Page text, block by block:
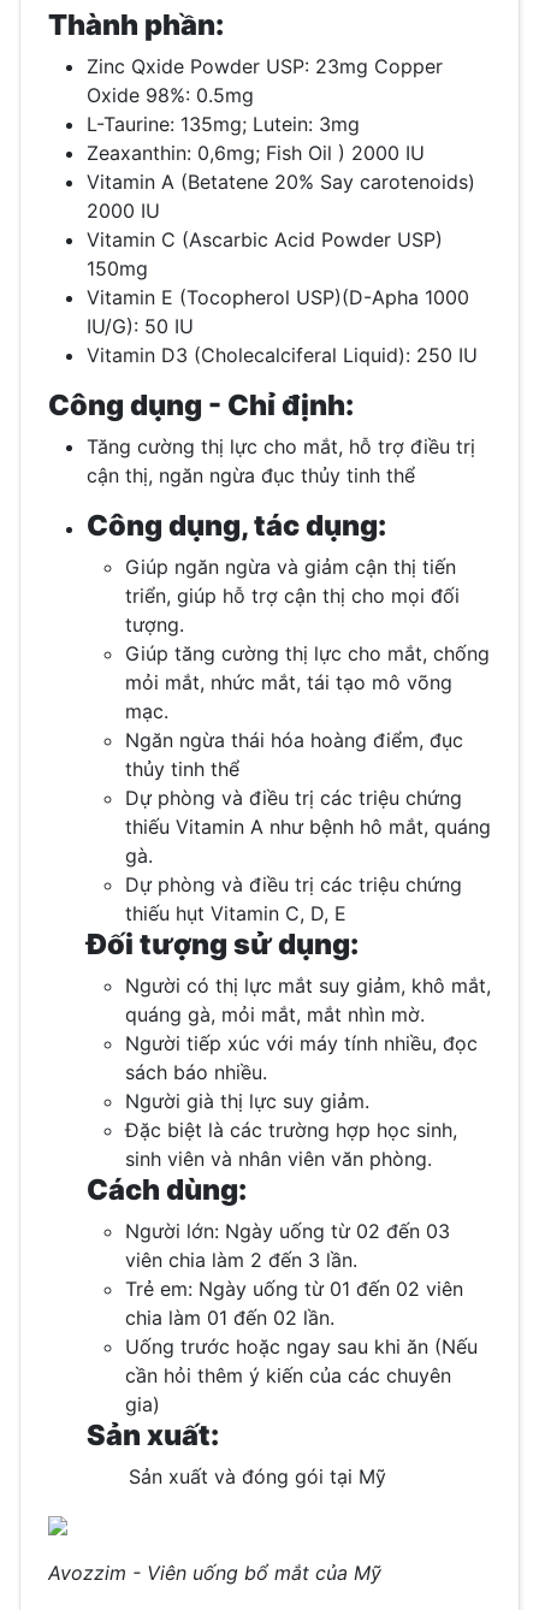
Thành phần:
Zinc Qxide Powder USP: 23mg Copper
Oxide 98%: 0.5mg
L-Taurine: 135mg; Lutein: 3mg
Zeaxanthin: 0,6mg; Fish Oil ) 2000 IU
Vitamin A (Betatene 20% Say carotenoids)
2000 IU
Vitamin C (Ascarbic Acid Powder USP)
150mg
Vitamin E (Tocopherol USP)(D-Apha 1000
IU/G): 50 IU
Vitamin D3 (Cholecalciferal Liquid): 250 IU
Công dụng - Chỉ định:
Tăng cường thị lực cho mắt, hỗ trợ điều trị
cận thị, ngăn ngừa đục thủy tinh thể
Công dụng, tác dụng:
Giúp ngăn ngừa và giảm cận thị tiến
triển, giúp hỗ trợ cận thị cho mọi đối
tượng.
Giúp tăng cường thị lực cho mắt, chống
mỏi mắt, nhức mắt, tái tạo mô võng
mạc.
Ngăn ngừa thái hóa hoàng điểm, đục
thủy tinh thể
Dự phòng và điều trị các triệu chứng
thiếu Vitamin A như bệnh hô mắt, quáng
gà.
Dự phòng và điều trị các triệu chứng
thiếu hụt Vitamin C, D, E
Đối tượng sử dụng:
Người có thị lực mắt suy giảm, khô mắt,
quáng gà, mỏi mắt, mắt nhìn mờ.
Người tiếp xúc với máy tính nhiều, đọc
sách báo nhiều.
Người già thị lực suy giảm.
Đặc biệt là các trường hợp học sinh,
sinh viên và nhân viên văn phòng.
Cách dùng:
Người lớn: Ngày uống từ 02 đến 03
viên chia làm 2 đến 3 lần.
Trẻ em: Ngày uống từ 01 đến 02 viên
chia làm 01 đến 02 lần.
Uống trước hoặc ngay sau khi ăn (Nếu
cần hỏi thêm ý kiến của các chuyên
gia)
Sản xuất:
Sản xuất và đóng gói tại Mỹ
Avozzim - Viên uống bổ mắt của Mỹ